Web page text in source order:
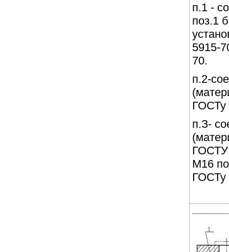
п.1 -
поз.1
5915-
70.
п.2-
ГОСТу
п.З-
ГОСТУ
М16
ГОСТу